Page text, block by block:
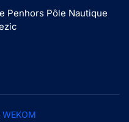
Penhors Pôle Nautique
WEKOM